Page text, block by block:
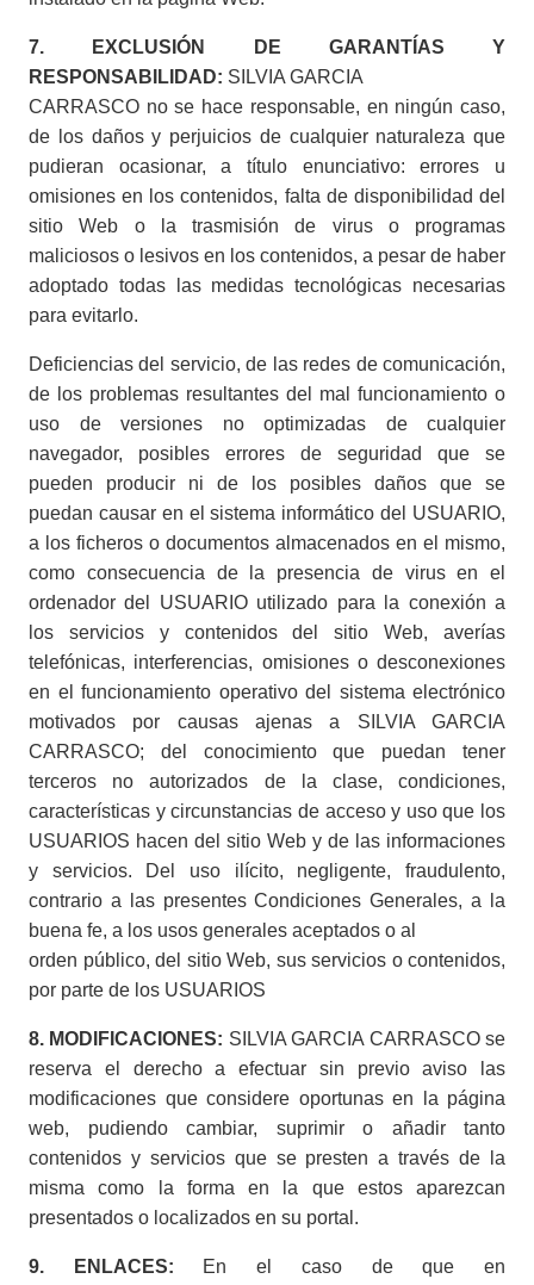
7. EXCLUSIÓN DE GARANTÍAS Y
RESPONSABILIDAD: SILVIA GARCIA
CARRASCO no se hace responsable, en ningún caso,
de los daños y perjuicios de cualquier naturaleza que
pudieran ocasionar, a título enunciativo: errores u
omisiones en los contenidos, falta de disponibilidad del
sitio Web o la trasmisión de virus o programas
maliciosos o lesivos en los contenidos, a pesar de haber
adoptado todas las medidas tecnológicas necesarias
para evitarlo.
Deficiencias del servicio, de las redes de comunicación,
de los problemas resultantes del mal funcionamiento o
uso de versiones no optimizadas de cualquier
navegador, posibles errores de seguridad que se
pueden producir ni de los posibles daños que se
puedan causar en el sistema informático del USUARIO,
a los ficheros o documentos almacenados en el mismo,
como consecuencia de la presencia de virus en el
ordenador del USUARIO utilizado para la conexión a
los servicios y contenidos del sitio Web, averías
telefónicas, interferencias, omisiones o desconexiones
en el funcionamiento operativo del sistema electrónico
motivados por causas ajenas a SILVIA GARCIA
CARRASCO; del conocimiento que puedan tener
terceros no autorizados de la clase, condiciones,
características y circunstancias de acceso y uso que los
USUARIOS hacen del sitio Web y de las informaciones
y servicios. Del uso ilícito, negligente, fraudulento,
contrario a las presentes Condiciones Generales, a la
buena fe, a los usos generales aceptados o al
orden público, del sitio Web, sus servicios o contenidos,
por parte de los USUARIOS
8. MODIFICACIONES: SILVIA GARCIA CARRASCO se
reserva el derecho a efectuar sin previo aviso las
modificaciones que considere oportunas en la página
web, pudiendo cambiar, suprimir o añadir tanto
contenidos y servicios que se presten a través de la
misma como la forma en la que estos aparezcan
presentados o localizados en su portal.
9. ENLACES: En el caso de que en